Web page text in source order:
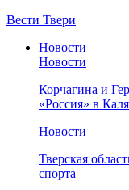
Вести Твери
Новости
Новости
Корчагина и
«Россия» в
Новости
Тверская
спорта